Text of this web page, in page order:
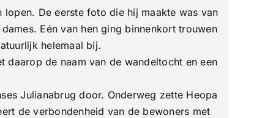
De eerste foto die hij maakte was van
Eén van hen ging binnenkort trouwen
helemaal bij.
daarop de naam van de wandeltocht en een
Julianabrug door. Onderweg zette Heopa
de verbondenheid van de bewoners met